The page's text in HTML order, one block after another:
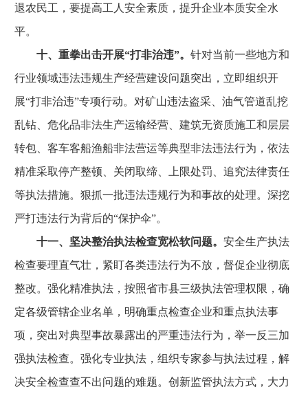
退农民工，要提高工人安全素质，提升企业本质安全水
平。
十、重拳出击开展“打非治违”。 针对当前一些地方和
行业领域违法违规生产经营建设问题突出，立即组织开
展“打非治违”专项行动。对矿山违法盗采、油气管道乱挖
乱钻、危化品非法生产运输经营、建筑无资质施工和层层
转包、客车客船渔船非法营运等典型非法违法行为，依法
精准采取停产整顿、关闭取缔、上限处罚、追究法律责任
等执法措施。狠抓一批违法违规行为和事故的处理。深挖
严打违法行为背后的“保护伞”。
十一、坚决整治执法检查宽松软问题。 安全生产执法
检查要理直气壮，紧盯各类违法行为不放，督促企业彻底
整改。强化精准执法，按照省市县三级执法管理权限，确
定各级管辖企业名单，明确重点检查企业和重点执法事
项，突出对典型事故暴露出的严重违法行为，举一反三加
强执法检查。强化专业执法，组织专家参与执法过程，解
决安全检查查不出问题的难题。创新监管执法方式，大力